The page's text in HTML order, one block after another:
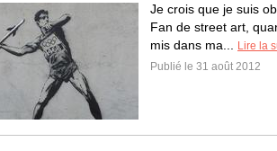
Je crois que je suis
Fan de street art,
mis dans ma...
Lire la
Publié le 31 août 2012